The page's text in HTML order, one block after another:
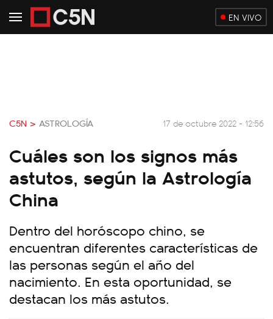
EN VIVO
C5N > ASTROLOGÍA 17 de octubre 2022 - 12:56
Cuáles son los signos más
astutos, según la Astrología
China
Dentro del horóscopo chino, se
encuentran diferentes características de
las personas según el año del
nacimiento. En esta oportunidad, se
destacan los más astutos.